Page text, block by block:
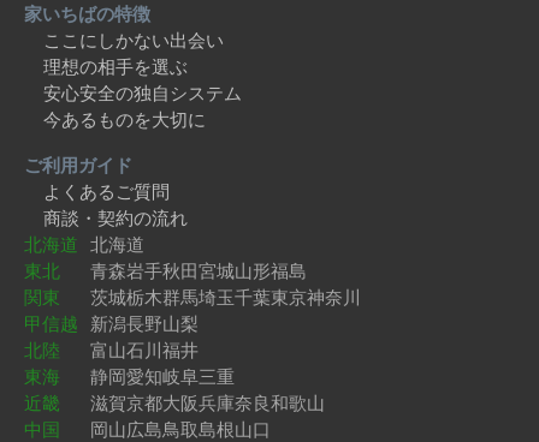
家いちばの特徴
ここにしかない出会い
理想の相手を選ぶ
安心安全の独自システム
今あるものを大切に
ご利用ガイド
よくあるご質問
商談・契約の流れ
北海道 北海道
東北
青森岩手秋田宮城山形福島
関東
茨城栃木群馬埼玉千葉東京神奈川
甲信越 新潟長野山梨
北陸
富山石川福井
東海
静岡愛知岐阜三重
近畿
滋賀京都大阪兵庫奈良和歌山
中国
岡山広島鳥取島根山口